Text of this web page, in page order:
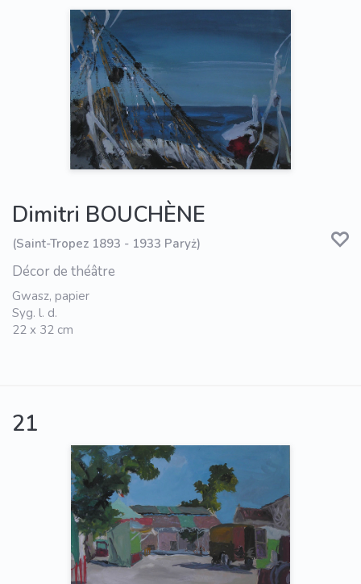
Dimitri BOUCHÈNE
(Saint-Tropez 1893 - 1933 Paryż)
Décor de théâtre
Gwasz, papier
Syg. l. d.
22 x 32 cm
21